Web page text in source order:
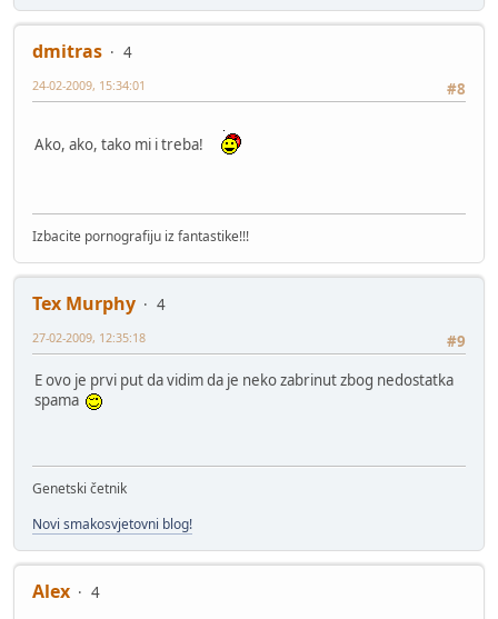
dmitras
4
#8
24-02-2009, 15:34:01
Ako, ako, tako mi i treba!
Izbacite pornografiju iz fantastike!!!
Tex Murphy
4
#9
27-02-2009, 12:35:18
E ovo je prvi put da vidim da je neko zabrinut zbog nedostatka
spama
Genetski četnik
Novi smakosvjetovni blog!
Alex 4